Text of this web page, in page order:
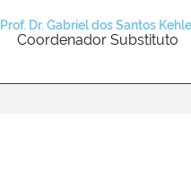
Prof. Dr. Gabriel dos Santos
Coordenador Substituto